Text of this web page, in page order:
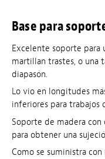
Base para
Excelente soporte para
martillan trastes, o una
diapasón.
Lo vio en longitudes
inferiores para trabajos
Soporte de madera
para obtener una
Como se suministra con